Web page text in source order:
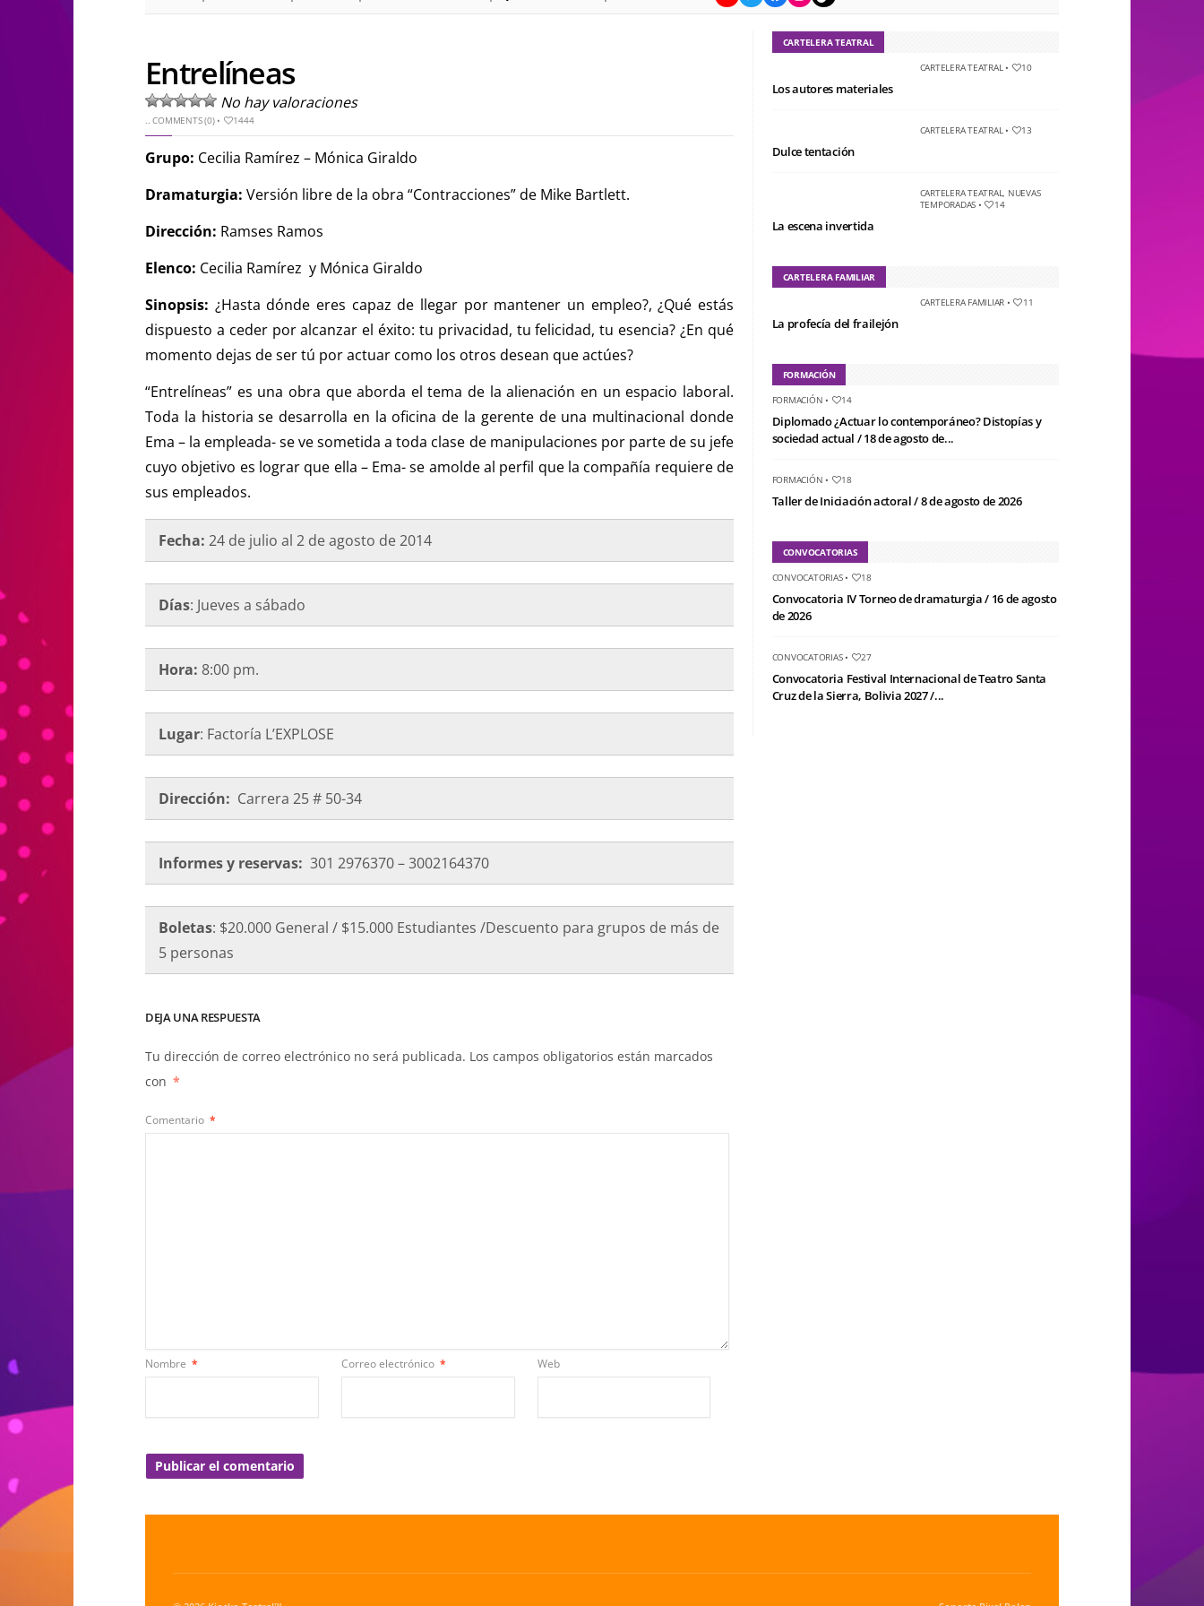
Entrelíneas
No hay valoraciones
..COMMENTS (0)• 1444
Grupo: Cecilia Ramírez – Mónica Giraldo
Dramaturgia: Versión libre de la obra “Contracciones” de Mike Bartlett.
Dirección: Ramses Ramos
Elenco: Cecilia Ramírez y Mónica Giraldo
Sinopsis: ¿Hasta dónde eres capaz de llegar por mantener un empleo?, ¿Qué estás
dispuesto a ceder por alcanzar el éxito: tu privacidad, tu felicidad, tu esencia? ¿En qué
momento dejas de ser tú por actuar como los otros desean que actúes?
“Entrelíneas” es una obra que aborda el tema de la alienación en un espacio laboral.
Toda la historia se desarrolla en la oficina de la gerente de una multinacional donde
Ema – la empleada- se ve sometida a toda clase de manipulaciones por parte de su jefe
cuyo objetivo es lograr que ella – Ema- se amolde al perfil que la compañía requiere de
sus empleados.
Fecha: 24 de julio al 2 de agosto de 2014
Días: Jueves a sábado
Hora: 8:00 pm.
Lugar: Factoría L’EXPLOSE
Dirección: Carrera 25 # 50-34
Informes y reservas: 301 2976370 – 3002164370
Boletas: $20.000 General / $15.000 Estudiantes /Descuento para grupos de más de
5 personas
DEJA UNA RESPUESTA
Tu dirección de correo electrónico no será publicada. Los campos obligatorios están marcados
con *
Comentario *
Nombre * Correo electrónico * Web
CARTELERA TEATRAL
CARTELERA TEATRAL• 10
Los autores materiales
CARTELERA TEATRAL• 13
Dulce tentación
CARTELERA TEATRAL, NUEVAS
TEMPORADAS • 14
La escena invertida
CARTELERA FAMILIAR
CARTELERA FAMILIAR • 11
La profecía del frailejón
FORMACIÓN
FORMACIÓN • 14
Diplomado ¿Actuar lo contemporáneo? Distopías y
sociedad actual / 18 de agosto de...
FORMACIÓN • 18
Taller de Iniciación actoral / 8 de agosto de 2026
CONVOCATORIAS
CONVOCATORIAS• 18
Convocatoria IV Torneo de dramaturgia / 16 de agosto
de 2026
CONVOCATORIAS• 27
Convocatoria Festival Internacional de Teatro Santa
Cruz de la Sierra, Bolivia 2027 /...